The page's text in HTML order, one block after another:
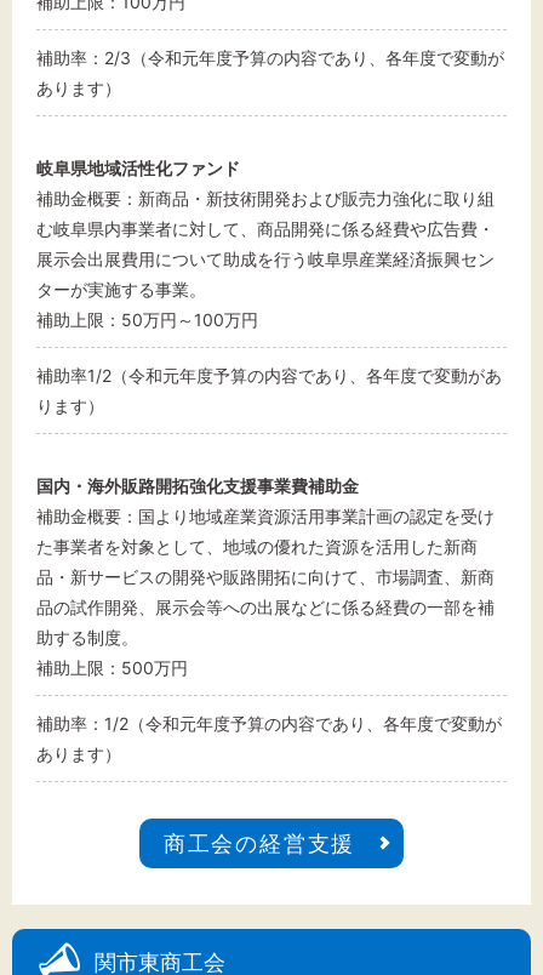
関市東商工会
補助率：2/3（令和元年度予算の内容であり、各年度で変動が
あります）
岐阜県地域活性化ファンド
補助金概要：新商品・新技術開発および販売力強化に取り組
む岐阜県内事業者に対して、商品開発に係る経費や広告費・
展示会出展費用について助成を行う岐阜県産業経済振興セン
ターが実施する事業。
補助上限：50万円～100万円
補助率1/2（令和元年度予算の内容であり、各年度で変動があ
ります）
国内・海外販路開拓強化支援事業費補助金
補助金概要：国より地域産業資源活用事業計画の認定を受け
た事業者を対象として、地域の優れた資源を活用した新商
品・新サービスの開発や販路開拓に向けて、市場調査、新商
品の試作開発、展示会等への出展などに係る経費の一部を補
助する制度。
補助上限：500万円
補助率：1/2（令和元年度予算の内容であり、各年度で変動が
あります）
商工会の経営支援